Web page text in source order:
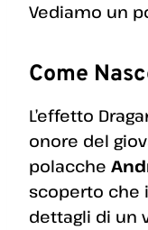
Vediamo un
Come
L’effetto
onore del
polacche
scoperto che
dettagli di un